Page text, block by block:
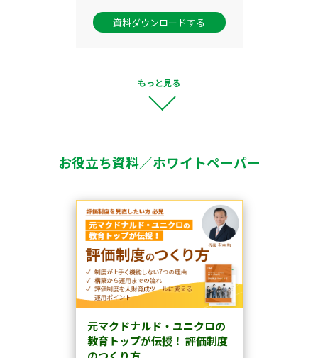
資料ダウンロードする
もっと見る
お役立ち資料／ホワイトペーパー
元マクドナルド・ユニクロの
教育トップが伝授！ 評価制度